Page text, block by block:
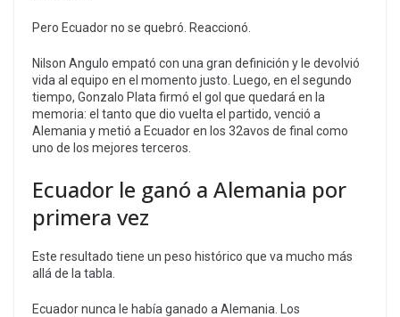
Pero Ecuador no se quebró. Reaccionó.
Nilson Angulo empató con una gran definición y le devolvió
vida al equipo en el momento justo. Luego, en el segundo
tiempo, Gonzalo Plata firmó el gol que quedará en la
memoria: el tanto que dio vuelta el partido, venció a
Alemania y metió a Ecuador en los 32avos de final como
uno de los mejores terceros.
Ecuador le ganó a Alemania por
primera vez
Este resultado tiene un peso histórico que va mucho más
allá de la tabla.
Ecuador nunca le había ganado a Alemania. Los